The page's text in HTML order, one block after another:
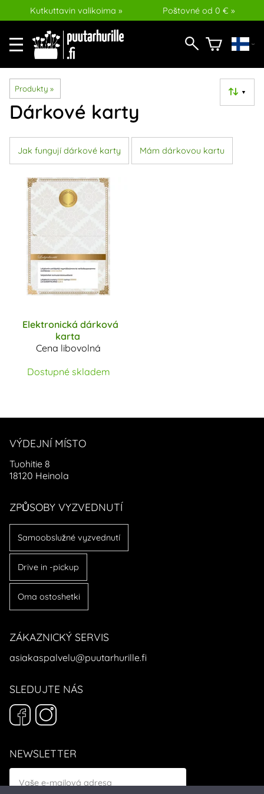
Kutkuttavin valikoima » Poštovné od 0 € »
Produkty ‪» ▼
Dárkové karty
Jak fungují dárkové karty Mám dárkovou kartu
Elektronická dárková
karta
Cena libovolná
Dostupné skladem
VÝDEJNÍ MÍSTO
Tuohitie 8
18120 Heinola
ZPŮSOBY VYZVEDNUTÍ
Samoobslužné vyzvednutí
Drive in -pickup
Oma ostoshetki
ZÁKAZNICKÝ SERVIS
asiakaspalvelu@puutarhurille.fi
SLEDUJTE NÁS
NEWSLETTER